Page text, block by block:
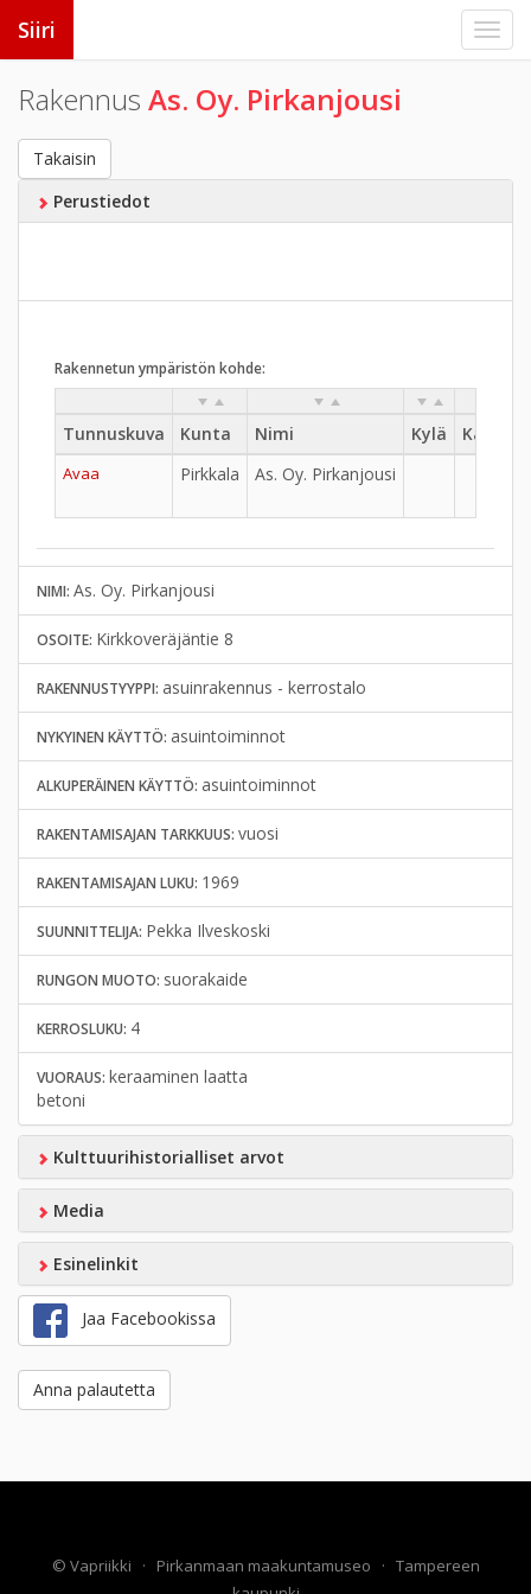
Siiri
Rakennus As. Oy. Pirkanjousi
Takaisin
Perustiedot
Rakennetun ympäristön kohde:
Tunnuskuva Kunta Nimi Kylä
Avaa Pirkkala As. Oy. Pirkanjousi
NIMI: As. Oy. Pirkanjousi
OSOITE: Kirkkoveräjäntie 8
RAKENNUSTYYPPI: asuinrakennus - kerrostalo
NYKYINEN KÄYTTÖ: asuintoiminnot
ALKUPERÄINEN KÄYTTÖ: asuintoiminnot
RAKENTAMISAJAN TARKKUUS: vuosi
RAKENTAMISAJAN LUKU: 1969
SUUNNITTELIJA: Pekka Ilveskoski
RUNGON MUOTO: suorakaide
KERROSLUKU: 4
VUORAUS: keraaminen laatta
betoni
Kulttuurihistorialliset arvot
Media
Esinelinkit
Jaa Facebookissa
Anna palautetta
© Vapriikki · Pirkanmaan maakuntamuseo · Tampereen